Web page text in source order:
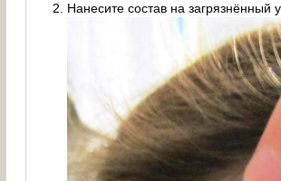
Нанесите состав на загрязнённый